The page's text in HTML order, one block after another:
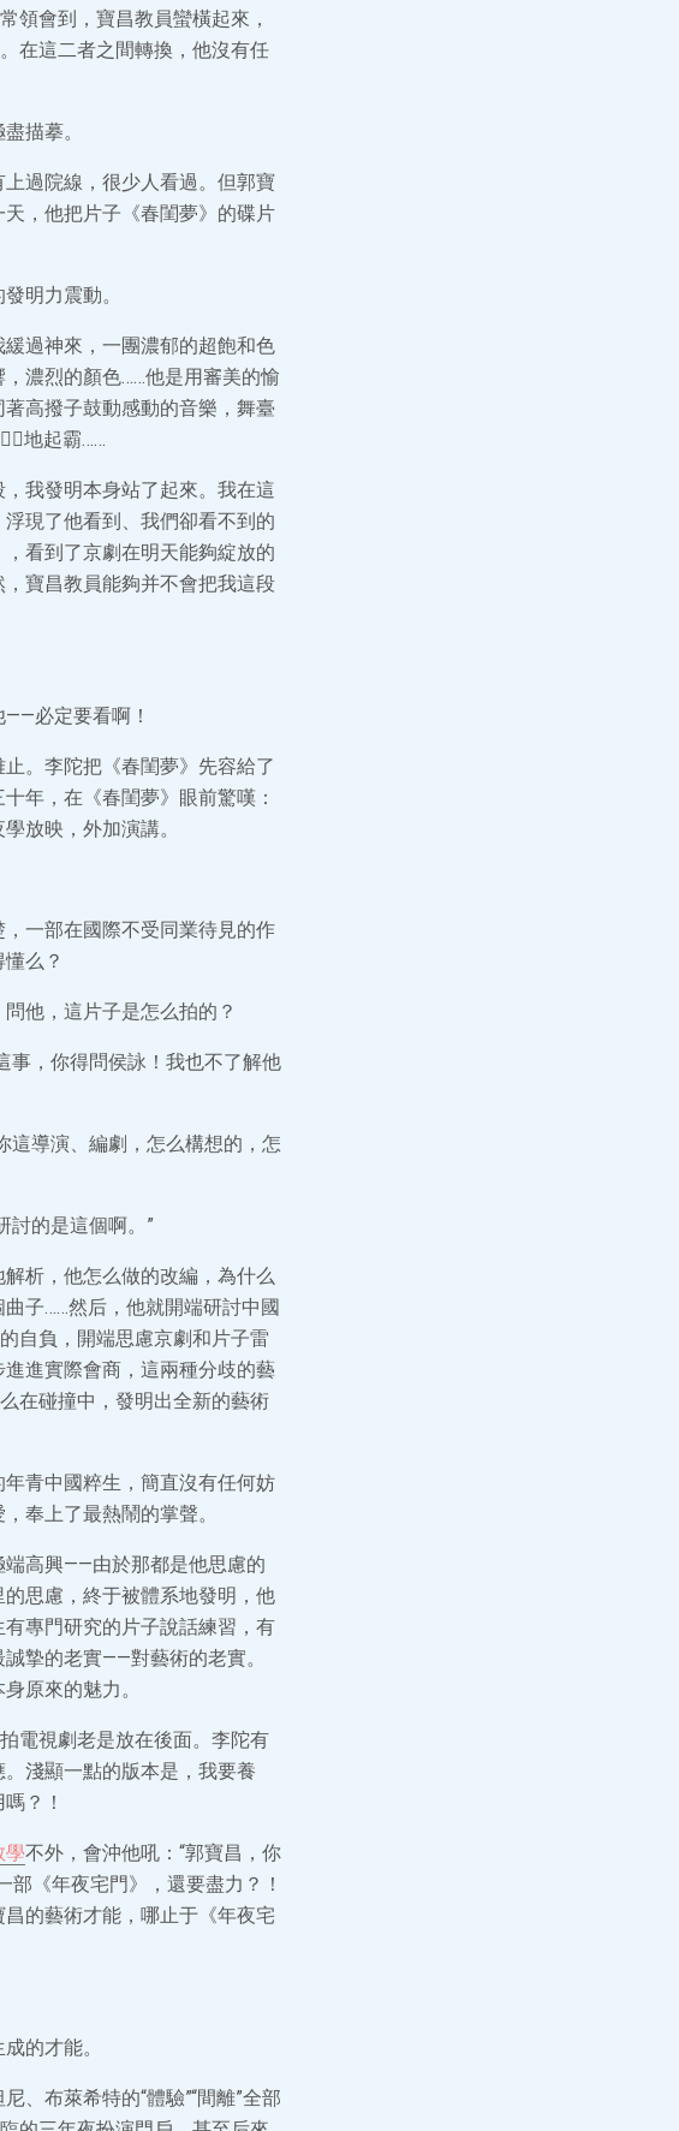
領會到，寶昌教員蠻橫起來，
在這二者之間轉換，他沒有任
描摹。
過院線，很少人看過。但郭寶
，他把片子《春閨夢》的碟片
明力震動。
過神來，一團濃郁的超飽和色
濃烈的顏色……他是用審美的愉
高撥子鼓動感動的音樂，舞臺
地起霸……
我發明本身站了起來。我在這
現了他看到、我們卻看不到的
看到了京劇在明天能夠綻放的
寶昌教員能夠并不會把我這段
必定要看啊！
。李陀把《春閨夢》先容給了
年，在《春閨夢》眼前驚嘆：
放映，外加演講。
一部在國際不受同業待見的作
么？
他，這片子是怎么拍的？
事，你得問侯詠！我也不了解他
這導演、編劇，怎么構想的，怎
討的是這個啊。”
析，他怎么做的改編，為什么
子……然后，他就開端研討中國
自負，開端思慮京劇和片子雷
進實際會商，這兩種分歧的藝
在碰撞中，發明出全新的藝術
青中國粹生，簡直沒有任何妨
奉上了最熱鬧的掌聲。
端高興——由於那都是他思慮的
思慮，終于被體系地發明，他
專門研究的片子說話練習，有
摯的老實——對藝術的老實。
原來的魅力。
電視劇老是放在後面。李陀有
淺顯一點的版本是，我要養
？！
學不外，會沖他吼：“郭寶昌，你
《年夜宅門》，還要盡力？！
的藝術才能，哪止于《年夜宅
的才能。
、布萊希特的“體驗”“間離”全部